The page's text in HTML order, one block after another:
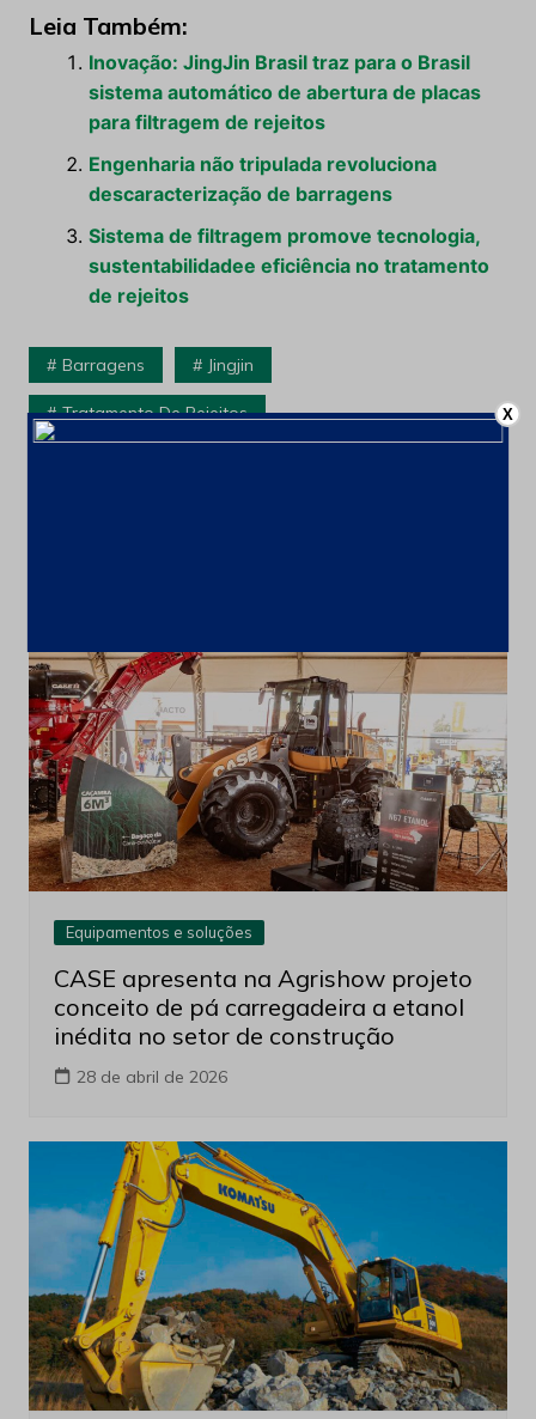
Leia Também:
Inovação: JingJin Brasil traz para o Brasil
sistema automático de abertura de placas
para filtragem de rejeitos
Engenharia não tripulada revoluciona
descaracterização de barragens
Sistema de filtragem promove tecnologia,
sustentabilidadee eficiência no tratamento
de rejeitos
Barragens Jingjin
Tratamento De Rejeitos
Equipamentos e soluções
CASE apresenta na Agrishow projeto
conceito de pá carregadeira a etanol
inédita no setor de construção
28 de abril de 2026
X